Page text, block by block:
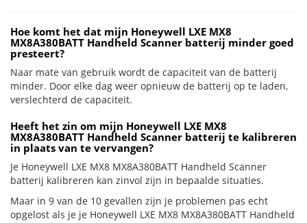
Hoe komt het dat mijn Honeywell LXE MX8
MX8A380BATT Handheld Scanner batterij minder goed
presteert?
Naar mate van gebruik wordt de capaciteit van de batterij
minder. Door elke dag weer opnieuw de batterij op te laden,
verslechterd de capaciteit.
Heeft het zin om mijn Honeywell LXE MX8
MX8A380BATT Handheld Scanner batterij te kalibreren
in plaats van te vervangen?
Je Honeywell LXE MX8 MX8A380BATT Handheld Scanner
batterij kalibreren kan zinvol zijn in bepaalde situaties.
Maar in 9 van de 10 gevallen zijn je problemen pas echt
opgelost als je je Honeywell LXE MX8 MX8A380BATT Handheld